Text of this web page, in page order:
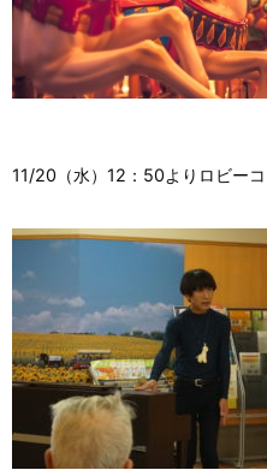
11/20（水）12：50よりロビーコ